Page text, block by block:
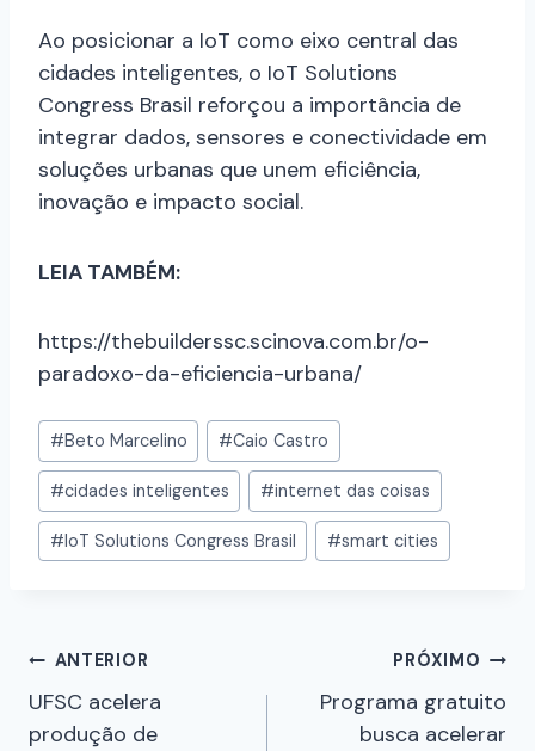
Ao posicionar a IoT como eixo central das
cidades inteligentes, o IoT Solutions
Congress Brasil reforçou a importância de
integrar dados, sensores e conectividade em
soluções urbanas que unem eficiência,
inovação e impacto social.
LEIA TAMBÉM:
https://thebuilderssc.scinova.com.br/o-
paradoxo-da-eficiencia-urbana/
#Beto Marcelino #Caio Castro
#cidades inteligentes #internet das coisas
#IoT Solutions Congress Brasil #smart cities
ANTERIOR
UFSC acelera
produção de
PRÓXIMO
Programa gratuito
busca acelerar